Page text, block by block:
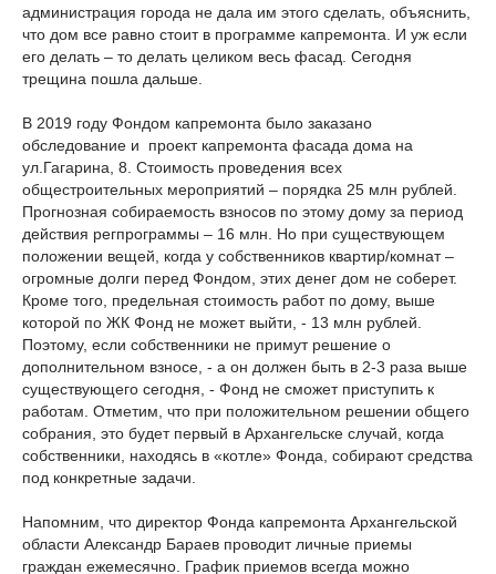
администрация города не дала им этого сделать, объяснить,
что дом все равно стоит в программе капремонта. И уж если
его делать – то делать целиком весь фасад. Сегодня
трещина пошла дальше.
В 2019 году Фондом капремонта было заказано
обследование и проект капремонта фасада дома на
ул.Гагарина, 8. Стоимость проведения всех
общестроительных мероприятий – порядка 25 млн рублей.
Прогнозная собираемость взносов по этому дому за период
действия регпрограммы – 16 млн. Но при существующем
положении вещей, когда у собственников квартир/комнат –
огромные долги перед Фондом, этих денег дом не соберет.
Кроме того, предельная стоимость работ по дому, выше
которой по ЖК Фонд не может выйти, - 13 млн рублей.
Поэтому, если собственники не примут решение о
дополнительном взносе, - а он должен быть в 2-3 раза выше
существующего сегодня, - Фонд не сможет приступить к
работам. Отметим, что при положительном решении общего
собрания, это будет первый в Архангельске случай, когда
собственники, находясь в «котле» Фонда, собирают средства
под конкретные задачи.
Напомним, что директор Фонда капремонта Архангельской
области Александр Бараев проводит личные приемы
граждан ежемесячно. График приемов всегда можно